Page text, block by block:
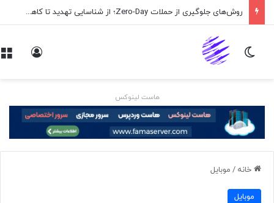
روش‌های جلوگیری از حملات Zero-Day؛ از شناسایی تهدید تا کاهش ریسک
تغییر پوسته
هاست لینوکس
خانه / موبايل
موبايل